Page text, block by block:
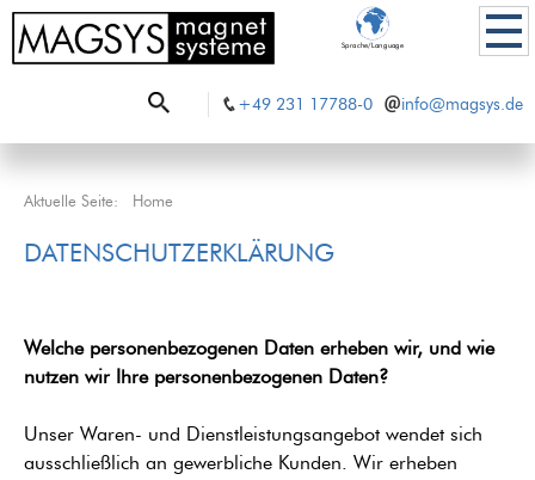
+49 231 17788-0 info@magsys.de
Sprache/Language
Aktuelle Seite: Home
DATENSCHUTZERKLÄRUNG
Welche personenbezogenen Daten erheben wir, und wie
nutzen wir Ihre personenbezogenen Daten?
Unser Waren- und Dienstleistungsangebot wendet sich
ausschließlich an gewerbliche Kunden. Wir erheben